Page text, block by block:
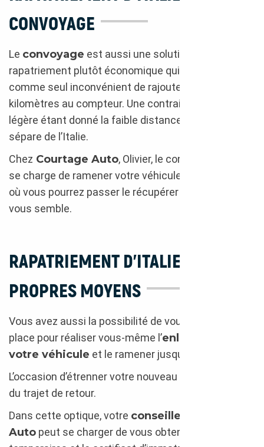
CONVOYAGE
Le convoyage est aussi une solution de
rapatriement plutôt économique qui présente
comme seul inconvénient de rajouter des
kilomètres au compteur. Une contrainte plutôt
légère étant donné la faible distance qui nous
sépare de l’Italie.
Chez Courtage Auto, Olivier, le convoyeur en titre,
se charge de ramener votre véhicule jusqu’au siège
où vous pourrez passer le récupérer quand bon
vous semble.
RAPATRIEMENT D’ITALIE PAR VOS
PROPRES MOYENS
Vous avez aussi la possibilité de vous rendre sur
place pour réaliser vous-même l’enlèvement de
votre véhicule et le ramener jusqu’en France.
L’occasion d’étrenner votre nouveau bolide le temps
du trajet de retour.
Dans cette optique, votre conseiller Courtage
Auto peut se charger de vous obtenir des plaques